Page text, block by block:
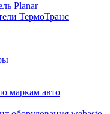
Planar
ТермоТранс
маркам авто